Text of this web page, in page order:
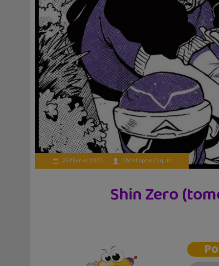
25 février 2025 Christophe Coquis
Shin Zero